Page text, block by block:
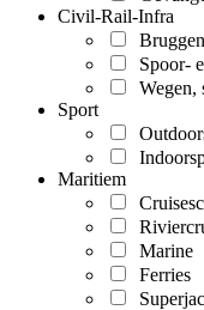
Civil-Rail-Infra
Spoor-
Wegen,
Sport
Maritiem
Marine
Ferries